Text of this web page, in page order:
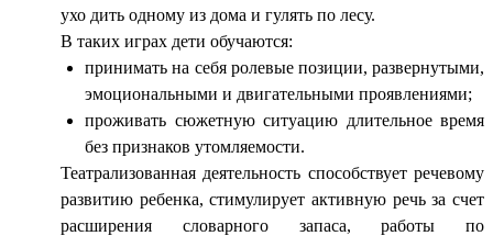
ухо дить одному из дома и гулять по лесу.
В таких играх дети обучаются:
принимать на себя ролевые позиции, развернутыми,
эмоциональными и двигательными проявлениями;
проживать сюжетную ситуацию длительное время
без признаков утомляемости.
Театрализованная деятельность способствует речевому
развитию ребенка, стимулирует активную речь за счет
расширения словарного запаса, работы по